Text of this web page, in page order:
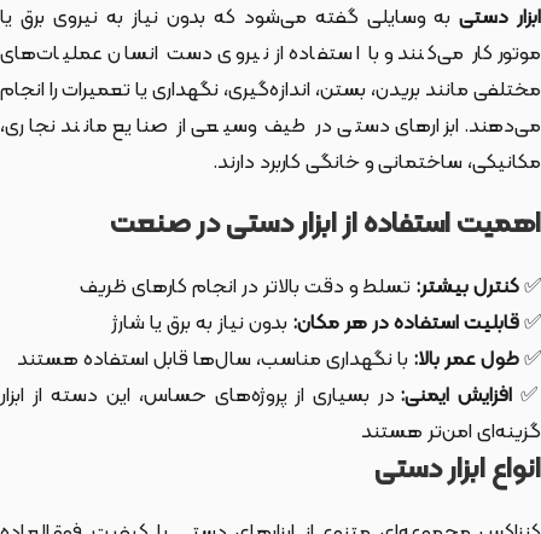
ابزار دستیبه وسایلی گفته می‌شود که بدون نیاز به نیروی برق یا
موتور کار می‌کنند و با استفاده از نیروی دست انسان عملیات‌های
مختلفی مانند بریدن، بستن، اندازه‌گیری، نگهداری یا تعمیرات را انجام
می‌دهند. ابزارهای دستی در طیف وسیعی از صنایع مانند نجاری،
مکانیکی، ساختمانی و خانگی کاربرد دارند.
اهمیت استفاده از ابزار دستی در صنعت
✅کنترل بیشتر: تسلط و دقت بالاتر در انجام کارهای ظریف
✅قابلیت استفاده در هر مکان: بدون نیاز به برق یا شارژ
✅طول عمر بالا: با نگهداری مناسب، سال‌ها قابل استفاده هستند
✅ افزایش ایمنی: در بسیاری از پروژه‌های حساس، این دسته از ابزار
گزینه‌ای امن‌تر هستند
انواع ابزار دستی